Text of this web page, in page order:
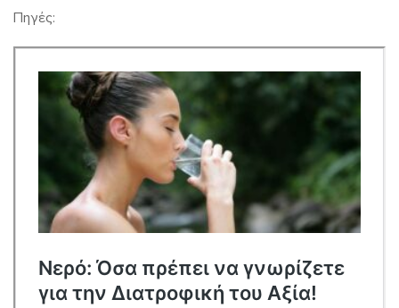
Πηγές: